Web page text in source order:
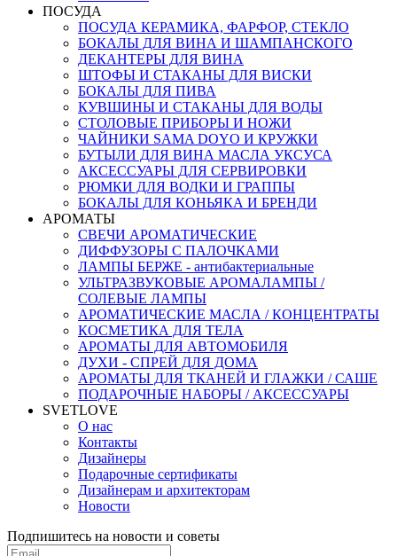
ПОСУДА
ПОСУДА КЕРАМИКА, ФАРФОР, СТЕКЛО
БОКАЛЫ ДЛЯ ВИНА И ШАМПАНСКОГО
ДЕКАНТЕРЫ ДЛЯ ВИНА
ШТОФЫ И СТАКАНЫ ДЛЯ ВИСКИ
БОКАЛЫ ДЛЯ ПИВА
КУВШИНЫ И СТАКАНЫ ДЛЯ ВОДЫ
СТОЛОВЫЕ ПРИБОРЫ И НОЖИ
ЧАЙНИКИ SAMA DOYO И КРУЖКИ
БУТЫЛИ ДЛЯ ВИНА МАСЛА УКСУСА
АКСЕССУАРЫ ДЛЯ СЕРВИРОВКИ
РЮМКИ ДЛЯ ВОДКИ И ГРАППЫ
БОКАЛЫ ДЛЯ КОНЬЯКА И БРЕНДИ
АРОМАТЫ
СВЕЧИ АРОМАТИЧЕСКИЕ
ДИФФУЗОРЫ С ПАЛОЧКАМИ
ЛАМПЫ БЕРЖЕ - антибактериальные
УЛЬТРАЗВУКОВЫЕ АРОМАЛАМПЫ /
СОЛЕВЫЕ ЛАМПЫ
АРОМАТИЧЕСКИЕ МАСЛА / КОНЦЕНТРАТЫ
КОСМЕТИКА ДЛЯ ТЕЛА
АРОМАТЫ ДЛЯ АВТОМОБИЛЯ
ДУХИ - СПРЕЙ ДЛЯ ДОМА
АРОМАТЫ ДЛЯ ТКАНЕЙ И ГЛАЖКИ / САШЕ
ПОДАРОЧНЫЕ НАБОРЫ / АКСЕССУАРЫ
SVETLOVE
О нас
Контакты
Дизайнеры
Подарочные сертификаты
Дизайнерам и архитекторам
Новости
Подпишитесь на новости и советы